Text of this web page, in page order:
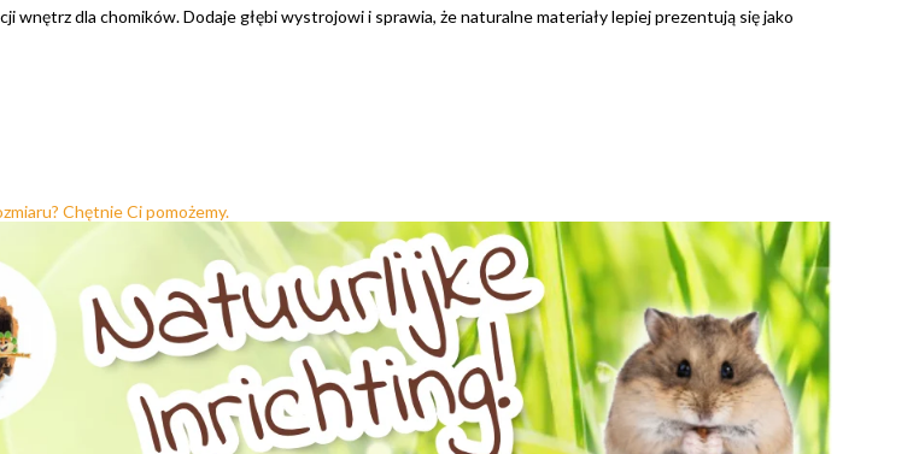
wnętrz dla chomików. Dodaje głębi wystrojowi i sprawia, że naturalne materiały lepiej prezentują się jako
Chętnie Ci pomożemy.